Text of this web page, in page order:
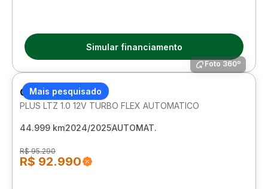
Simular financiamento
Mais pesquisado
Foto 360º
CHEVROLET ONIX
PLUS LTZ 1.0 12V TURBO FLEX AUTOMATICO
44.999 km2024/2025AUTOMAT.
R$ 95.290
R$ 92.990